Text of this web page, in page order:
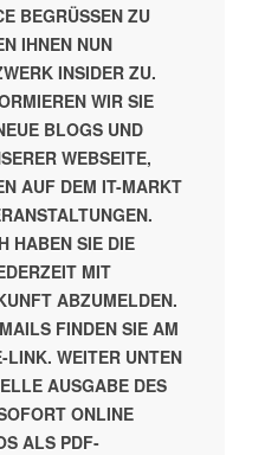
BEGRÜSSEN ZU D
IHNEN NUN
INSIDER ZU.
WIR SIE
BLOGS UND F
WEBSEITE, W
DEM IT-MARKT U
HABEN SIE DIE
MIT
ABZUMELDEN.
FINDEN SIE AM
LINK. WEITER UNTEN
AUSGABE DES
ONLINE
ALS PDF-